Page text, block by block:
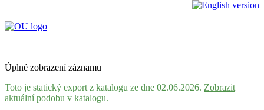
Úplné zobrazení záznamu
Toto je statický export z katalogu ze dne 02.06.2026. Zobrazit
aktuální podobu v katalogu.